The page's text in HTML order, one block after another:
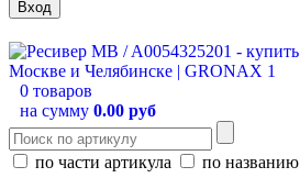
0 товаров
на сумму 0.00 руб
по части артикула
по названию